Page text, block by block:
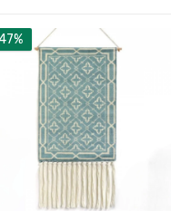
praktikus
hosszú